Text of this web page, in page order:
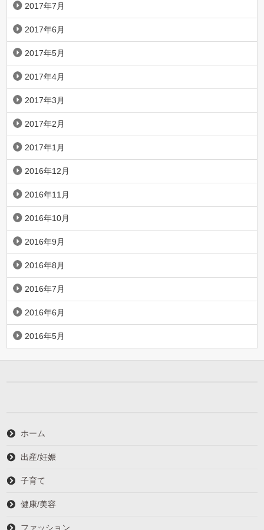
2017年7月
2017年6月
2017年5月
2017年4月
2017年3月
2017年2月
2017年1月
2016年12月
2016年11月
2016年10月
2016年9月
2016年8月
2016年7月
2016年6月
2016年5月
ホーム
出産/妊娠
子育て
健康/美容
ファッション